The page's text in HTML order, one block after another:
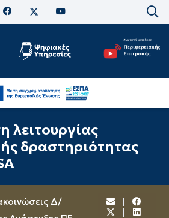
λειτουργίας
δραστηριότητας
Δ/